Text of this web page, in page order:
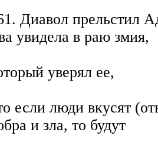
Диавол прельстил
увидела в раю змия,
уверял ее,
если люди вкусят
и зла, то будут